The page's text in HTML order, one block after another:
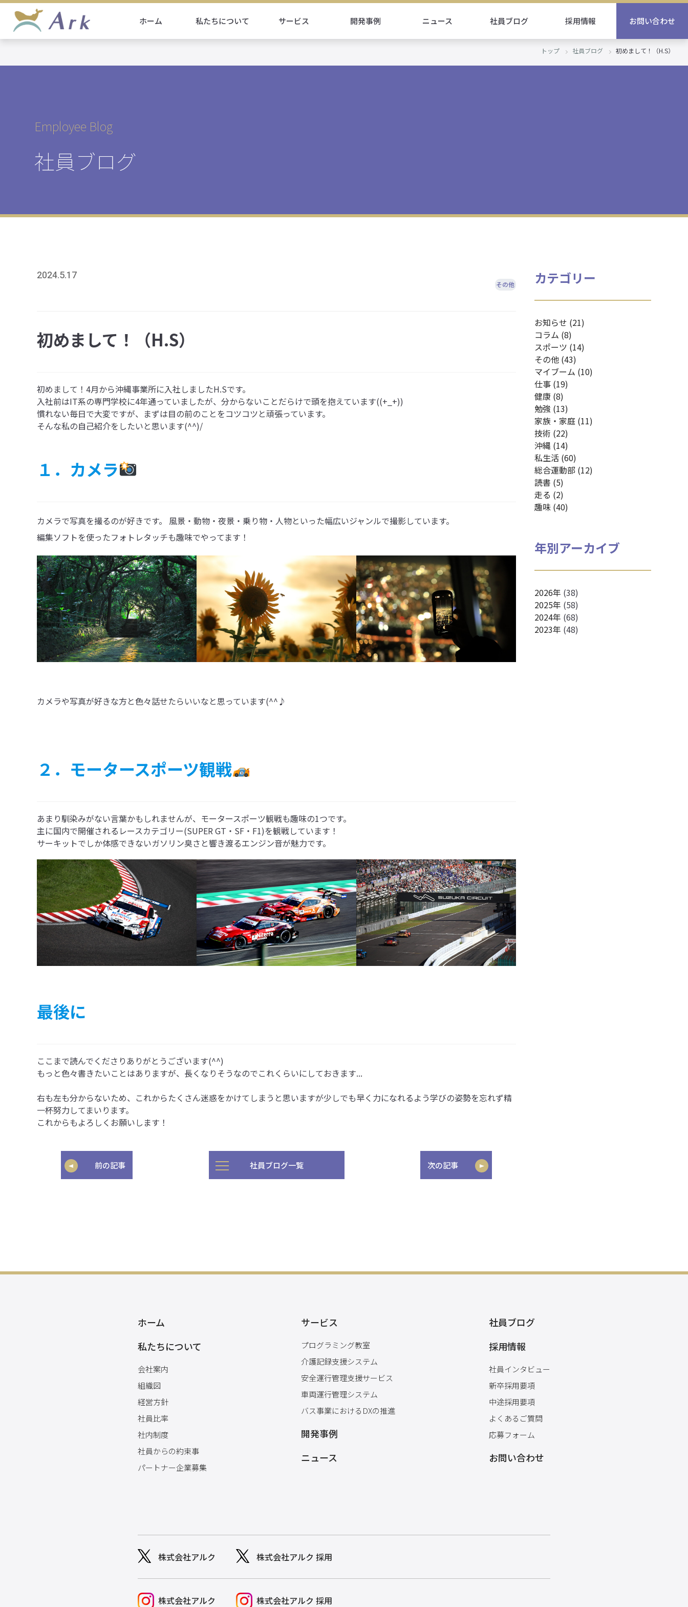
ホーム 私たちについて サービス 開発事例 ニュース 社員ブログ 採用情報 お問い合わせ
トップ 社員ブログ 初めまして！（H.S）
Employee Blog
社員ブログ
2024.5.17
その他
初めまして！（H.S）
初めまして！4月から沖縄事業所に入社しましたH.Sです。
入社前はIT系の専門学校に4年通っていましたが、分からないことだらけで頭を抱えています((+_+))
慣れない毎日で大変ですが、まずは目の前のことをコツコツと頑張っています。
そんな私の自己紹介をしたいと思います(^^)/
１．カメラ
カメラで写真を撮るのが好きです。 風景・動物・夜景・乗り物・人物といった幅広いジャンルで撮影しています。
編集ソフトを使ったフォトレタッチも趣味でやってます！
カメラや写真が好きな方と色々話せたらいいなと思っています(^^♪
２．モータースポーツ観戦
あまり馴染みがない言葉かもしれませんが、モータースポーツ観戦も趣味の1つです。
主に国内で開催されるレースカテゴリー(SUPER GT・SF・F1)を観戦しています！
最後に
ここまで読んでくださりありがとうございます(^^)
もっと色々書きたいことはありますが、長くなりそうなのでこれくらいにしておきます...
右も左も分からないため、これからたくさん迷惑をかけてしまうと思いますが少しでも早く力になれるよう学びの姿勢を忘れず精
一杯努力してまいります。
これからもよろしくお願いします！
前の記事 社員ブログ一覧 次の記事
カテゴリー
お知らせ (21)
コラム (8)
スポーツ (14)
その他 (43)
マイブーム (10)
仕事 (19)
健康 (8)
勉強 (13)
家族・家庭 (11)
技術 (22)
沖縄 (14)
私生活 (60)
総合運動部 (12)
読書 (5)
走る (2)
趣味 (40)
年別アーカイブ
2026年 (38)
2025年 (58)
2024年 (68)
2023年 (48)
ホーム
私たちについて
会社案内
組織図
経営方針
社員比率
社内制度
社員からの約束事
パートナー企業募集
サービス
プログラミング教室
介護記録支援システム
安全運行管理支援サービス
車両運行管理システム
バス事業におけるDXの推進
開発事例
ニュース
社員ブログ
採用情報
社員インタビュー
新卒採用要項
中途採用要項
よくあるご質問
応募フォーム
お問い合わせ
株式会社アルク 株式会社アルク 採用
株式会社アルク 株式会社アルク 採用